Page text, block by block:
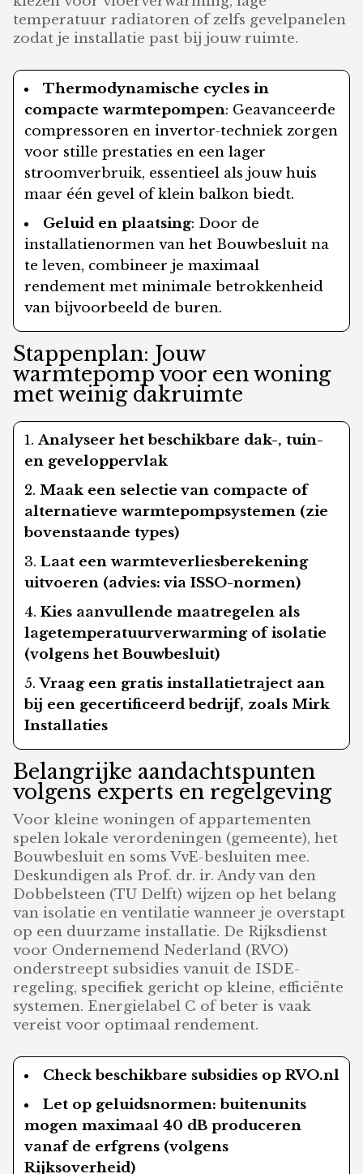
temperatuur radiatoren of zelfs gevelpanelen
zodat je installatie past bij jouw ruimte.
Thermodynamische cycles in
compacte warmtepompen: Geavanceerde
compressoren en invertor-techniek zorgen
voor stille prestaties en een lager
stroomverbruik, essentieel als jouw huis
maar één gevel of klein balkon biedt.
Geluid en plaatsing: Door de
installatienormen van het Bouwbesluit na
te leven, combineer je maximaal
rendement met minimale betrokkenheid
van bijvoorbeeld de buren.
Stappenplan: Jouw
warmtepomp voor een woning
met weinig dakruimte
Analyseer het beschikbare dak-, tuin-
en geveloppervlak
Maak een selectie van compacte of
alternatieve warmtepompsystemen (zie
bovenstaande types)
Laat een warmteverliesberekening
uitvoeren (advies: via ISSO-normen)
Kies aanvullende maatregelen als
lagetemperatuurverwarming of isolatie
(volgens het Bouwbesluit)
Vraag een gratis installatietraject aan
bij een gecertificeerd bedrijf, zoals Mirk
Installaties
Belangrijke aandachtspunten
volgens experts en regelgeving
Voor kleine woningen of appartementen
spelen lokale verordeningen (gemeente), het
Bouwbesluit en soms VvE-besluiten mee.
Deskundigen als Prof. dr. ir. Andy van den
Dobbelsteen (TU Delft) wijzen op het belang
van isolatie en ventilatie wanneer je overstapt
op een duurzame installatie. De Rijksdienst
voor Ondernemend Nederland (RVO)
onderstreept subsidies vanuit de ISDE-
regeling, specifiek gericht op kleine, efficiënte
systemen. Energielabel C of beter is vaak
vereist voor optimaal rendement.
Check beschikbare subsidies op RVO.nl
Let op geluidsnormen: buitenunits
mogen maximaal 40 dB produceren
vanaf de erfgrens (volgens
Rijksoverheid)